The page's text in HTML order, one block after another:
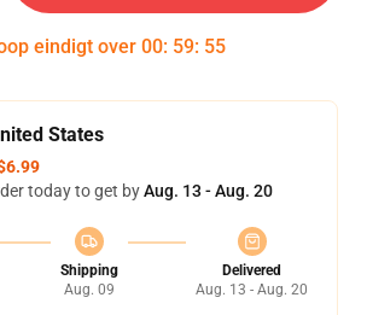
eindigt over 00: 59: 54
States
today to get byAug. 13 - Aug. 20
Shipping
Aug. 09
Delivered
Aug. 13 - Aug. 20